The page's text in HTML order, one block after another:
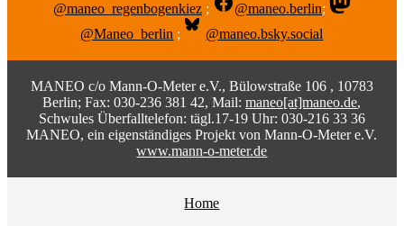
@maneo_regenbogenkiez ; @maneo.berlin;
@Maneo_berlin ; @maneo.bsky.social
MANEO c/o Mann-O-Meter e.V., Bülowstraße 106 , 10783
Berlin; Fax: 030-236 381 42, Mail:maneo[at]maneo.de,
Schwules Überfalltelefon: tägl.17-19 Uhr: 030-216 33 36
MANEO, ein eigenständiges Projekt von Mann-O-Meter e.V.
www.mann-o-meter.de
Home